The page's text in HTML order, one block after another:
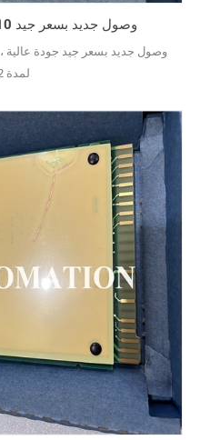
ABB GJR2368900R1510 وصول جديد بسعر جيد
لمدة 12 شهرًا